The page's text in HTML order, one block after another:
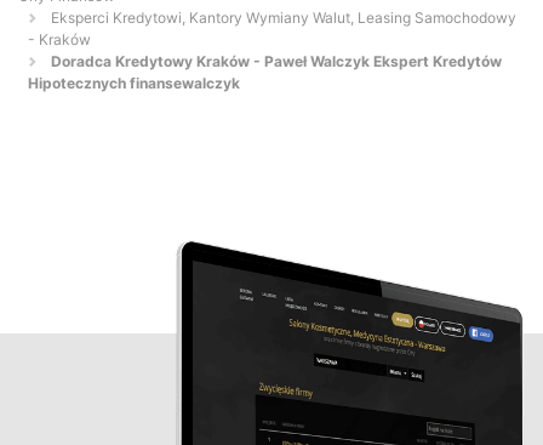
Eksperci Kredytowi, Kantory Wymiany Walut, Leasing Samochodowy
- Kraków
Doradca Kredytowy Kraków - Paweł Walczyk Ekspert Kredytów
Hipotecznych finansewalczyk